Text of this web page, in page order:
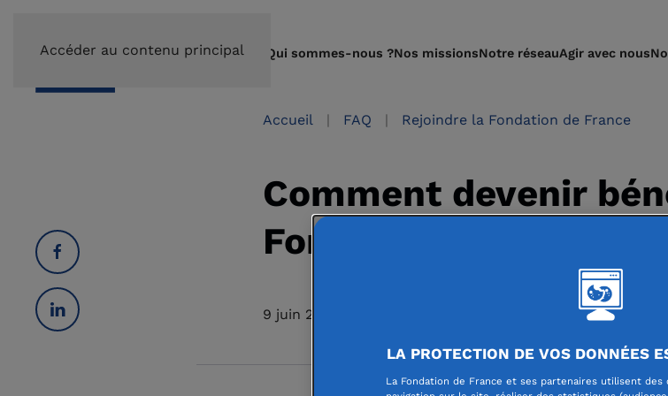
Accéder au contenu principal Qui sommes-nous ?Nos missionsNotre réseauAgir avec nous
Accueil FAQ Rejoindre la Fondation de France
Comment devenir
Fondation de France ?
9 juin 2021
LA PROTECTION DE VOS DONNÉES
La Fondation de France et ses partenaires utilisent